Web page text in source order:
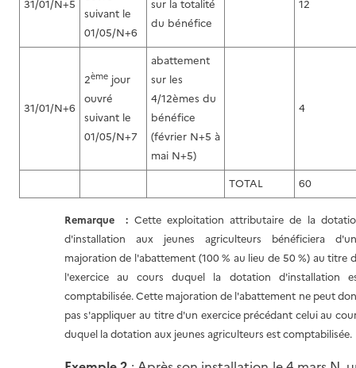
31/01/N+5
suivant le
01/05/N+6
sur la totalité
du bénéfice
12
31/01/N+6
2ème jour
ouvré
suivant le
01/05/N+7
abattement
sur les
4/12èmes du
bénéfice
(février N+5 à
mai N+5)
4
TOTAL 60
Remarque : Cette exploitation attributaire de la
d'installation aux jeunes agriculteurs bénéficiera
majoration de l'abattement (100 % au lieu de 50 %) au titre
l'exercice au cours duquel la dotation d'installation
comptabilisée. Cette majoration de l'abattement ne peut
pas s'appliquer au titre d'un exercice précédant celui au
duquel la dotation aux jeunes agriculteurs est comptabilisée.